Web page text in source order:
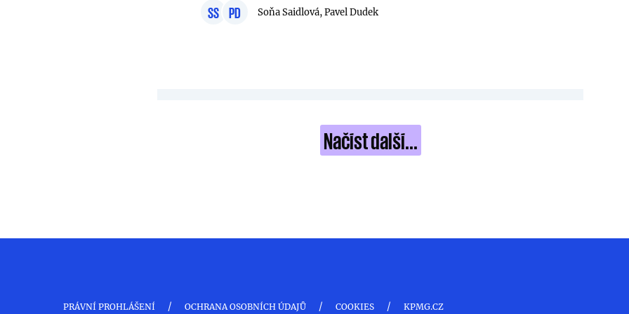
SS PD Soňa Saidlová,Pavel Dudek
Načíst další...
PRÁVNÍ PROHLÁŠENÍ / OCHRANA OSOBNÍCH ÚDAJŮ / COOKIES / KPMG.CZ